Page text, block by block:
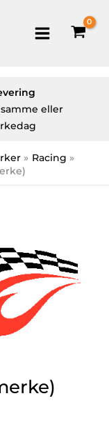
eller
Racing